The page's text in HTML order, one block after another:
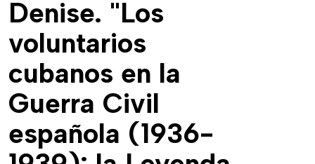
Denise. "Los
voluntarios
cubanos en la
Guerra Civil
española (1936-